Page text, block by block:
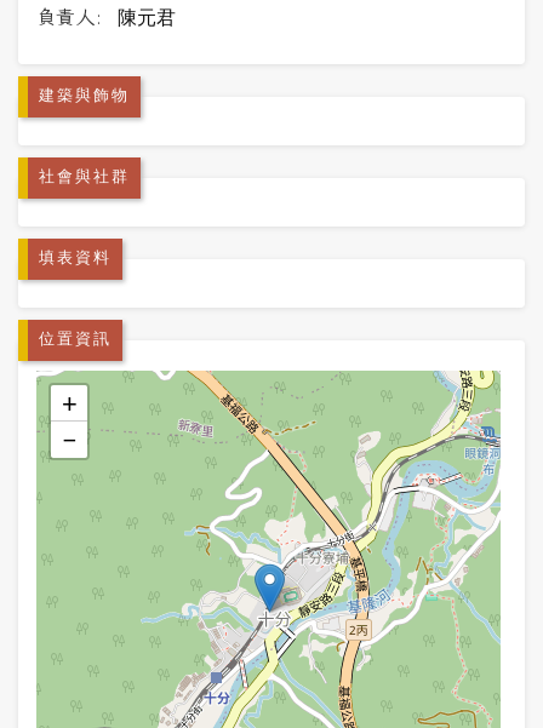
負責人: 陳元君
建築與飾物
社會與社群
填表資料
位置資訊
+
−